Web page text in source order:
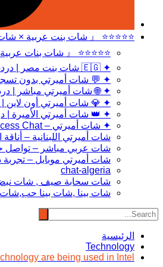
⭐⭐⭐⭐⭐ 『 شات بنت عربية ×
⭐⭐⭐⭐⭐ 『 شات بنات
✦ 🇪🇬 شات بنت مصر | دردشة مصرية فورية 🌐 ✦
✦ 💬 شات أميرتي بدون
✦ 🌐 شات أميرتي مباشر |
✦ 💎 شات أميرتي أون لاين |
✦ 👑 شات أميرتي الأميرة |
✦ شات أميرتي – My Princess Chat ✦ تجربة دردشة عربية راقية بمعايير حديثة
شات أميرتي اللبنانية –
شات عربي مباشر – تواصل
شات أميرتي موبايل – تجربة
chat-algeria
شات سحابة صيف , شات
شات بينا ,شات بينا
الرئيسية
Technology
are being used in Intel